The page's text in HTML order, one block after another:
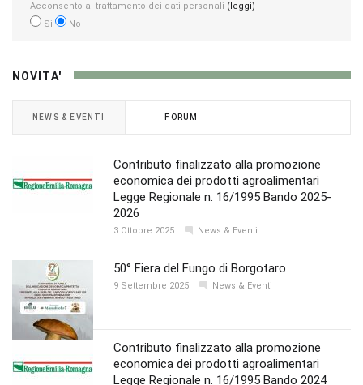
Acconsento al trattamento dei dati personali (leggi)
Si
No
NOVITA'
NEWS & EVENTI FORUM
Contributo finalizzato alla promozione
economica dei prodotti agroalimentari
Legge Regionale n. 16/1995 Bando 2025-
2026
3 Ottobre 2025 News & Eventi
50° Fiera del Fungo di Borgotaro
9 Settembre 2025 News & Eventi
Contributo finalizzato alla promozione
economica dei prodotti agroalimentari
Legge Regionale n. 16/1995 Bando 2024